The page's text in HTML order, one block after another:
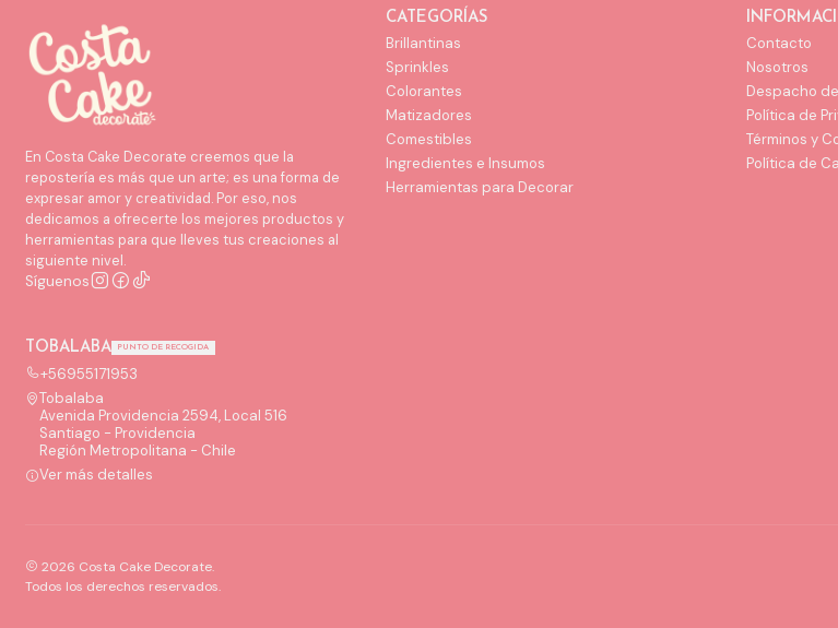
En Costa Cake Decorate creemos que la
repostería es más que un arte; es una forma de
expresar amor y creatividad. Por eso, nos
dedicamos a ofrecerte los mejores productos y
herramientas para que lleves tus creaciones al
siguiente nivel.
Síguenos
CATEGORÍAS
Brillantinas
Sprinkles
Colorantes
Matizadores
Comestibles
Ingredientes e Insumos
Herramientas para Decorar
Contacto
Nosotros
Despacho
Política de
Términos y
Política de
TOBALABA PUNTO DE RECOGIDA
+56955171953
Tobalaba
Avenida Providencia 2594, Local 516
Santiago - Providencia
Región Metropolitana - Chile
Ver más detalles
2026 Costa Cake Decorate.
Todos los derechos reservados.